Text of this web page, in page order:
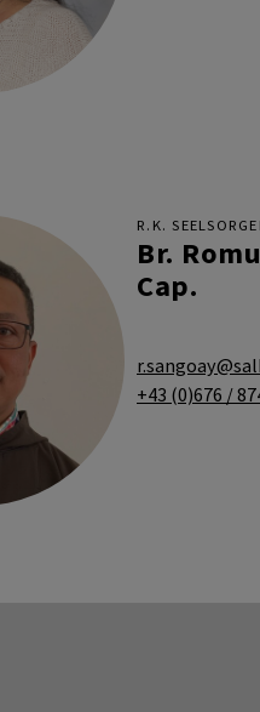
R.K.
Br.
Cap.
+43 (0)676 /